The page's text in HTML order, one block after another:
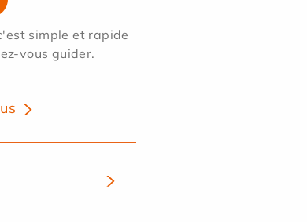
simple et rapide
vous guider.